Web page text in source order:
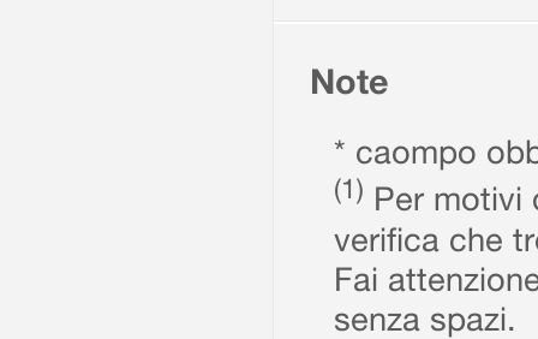
Note
* caompo
(1) Per motivi
verifica che
Fai
senza spazi.